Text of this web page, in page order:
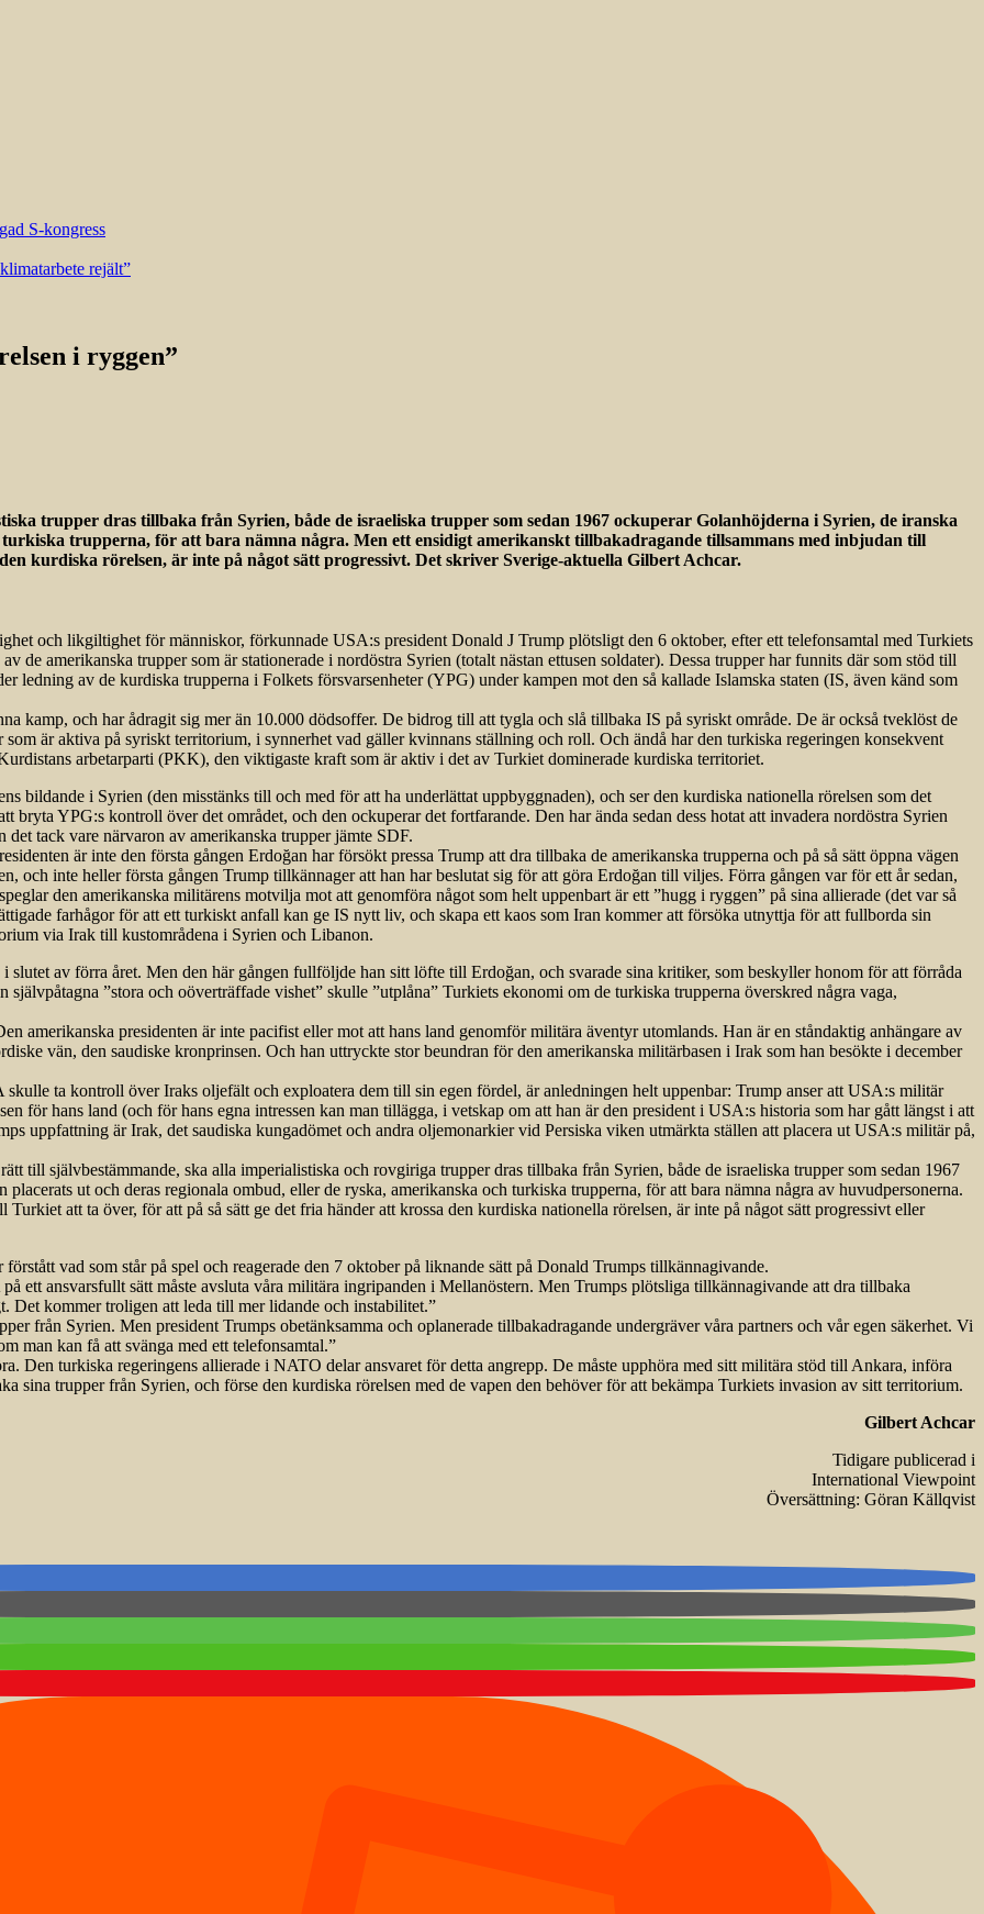
S-kongress
rejält”
i ryggen”
trupper dras tillbaka från Syrien, både de israeliska trupper som sedan 1967 ockuperar Golanhöjderna i Syrien, de iranska
trupperna, för att bara nämna några. Men ett ensidigt amerikanskt tillbakadragande tillsammans med inbjudan till
kurdiska rörelsen, är inte på något sätt progressivt. Det skriver Sverige-aktuella Gilbert Achcar.
och likgiltighet för människor, förkunnade USA:s president Donald J Trump plötsligt den 6 oktober, efter ett telefonsamtal med Turkiets
de amerikanska trupper som är stationerade i nordöstra Syrien (totalt nästan ettusen soldater). Dessa trupper har funnits där som stöd till
ledning av de kurdiska trupperna i Folkets försvarsenheter (YPG) under kampen mot den så kallade Islamska staten (IS, även känd som
kamp, och har ådragit sig mer än 10.000 dödsoffer. De bidrog till att tygla och slå tillbaka IS på syriskt område. De är också tveklöst de
är aktiva på syriskt territorium, i synnerhet vad gäller kvinnans ställning och roll. Och ändå har den turkiska regeringen konsekvent
arbetarparti (PKK), den viktigaste kraft som är aktiv i det av Turkiet dominerade kurdiska territoriet.
bildande i Syrien (den misstänks till och med för att ha underlättat uppbyggnaden), och ser den kurdiska nationella rörelsen som det
YPG:s kontroll över det området, och den ockuperar det fortfarande. Den har ända sedan dess hotat att invadera nordöstra Syrien
tack vare närvaron av amerikanska trupper jämte SDF.
är inte den första gången Erdoğan har försökt pressa Trump att dra tillbaka de amerikanska trupperna och på så sätt öppna vägen
och inte heller första gången Trump tillkännager att han har beslutat sig för att göra Erdoğan till viljes. Förra gången var för ett år sedan,
den amerikanska militärens motvilja mot att genomföra något som helt uppenbart är ett ”hugg i ryggen” på sina allierade (det var så
farhågor för att ett turkiskt anfall kan ge IS nytt liv, och skapa ett kaos som Iran kommer att försöka utnyttja för att fullborda sin
via Irak till kustområdena i Syrien och Libanon.
slutet av förra året. Men den här gången fullföljde han sitt löfte till Erdoğan, och svarade sina kritiker, som beskyller honom för att förråda
”stora och oöverträffade vishet” skulle ”utplåna” Turkiets ekonomi om de turkiska trupperna överskred några vaga,
amerikanska presidenten är inte pacifist eller mot att hans land genomför militära äventyr utomlands. Han är en ståndaktig anhängare av
vän, den saudiske kronprinsen. Och han uttryckte stor beundran för den amerikanska militärbasen i Irak som han besökte i december
ta kontroll över Iraks oljefält och exploatera dem till sin egen fördel, är anledningen helt uppenbar: Trump anser att USA:s militär
för hans land (och för hans egna intressen kan man tillägga, i vetskap om att han är den president i USA:s historia som har gått längst i att
uppfattning är Irak, det saudiska kungadömet och andra oljemonarkier vid Persiska viken utmärkta ställen att placera ut USA:s militär på,
till självbestämmande, ska alla imperialistiska och rovgiriga trupper dras tillbaka från Syrien, både de israeliska trupper som sedan 1967
ut och deras regionala ombud, eller de ryska, amerikanska och turkiska trupperna, för att bara nämna några av huvudpersonerna.
att ta över, för att på så sätt ge det fria händer att krossa den kurdiska nationella rörelsen, är inte på något sätt progressivt eller
vad som står på spel och reagerade den 7 oktober på liknande sätt på Donald Trumps tillkännagivande.
ett ansvarsfullt sätt måste avsluta våra militära ingripanden i Mellanöstern. Men Trumps plötsliga tillkännagivande att dra tillbaka
Det kommer troligen att leda till mer lidande och instabilitet.”
från Syrien. Men president Trumps obetänksamma och oplanerade tillbakadragande undergräver våra partners och vår egen säkerhet. Vi
man kan få att svänga med ett telefonsamtal.”
Den turkiska regeringens allierade i NATO delar ansvaret för detta angrepp. De måste upphöra med sitt militära stöd till Ankara, införa
sina trupper från Syrien, och förse den kurdiska rörelsen med de vapen den behöver för att bekämpa Turkiets invasion av sitt territorium.
Gilbert Achcar
Tidigare publicerad i
International Viewpoint
Översättning: Göran Källqvist